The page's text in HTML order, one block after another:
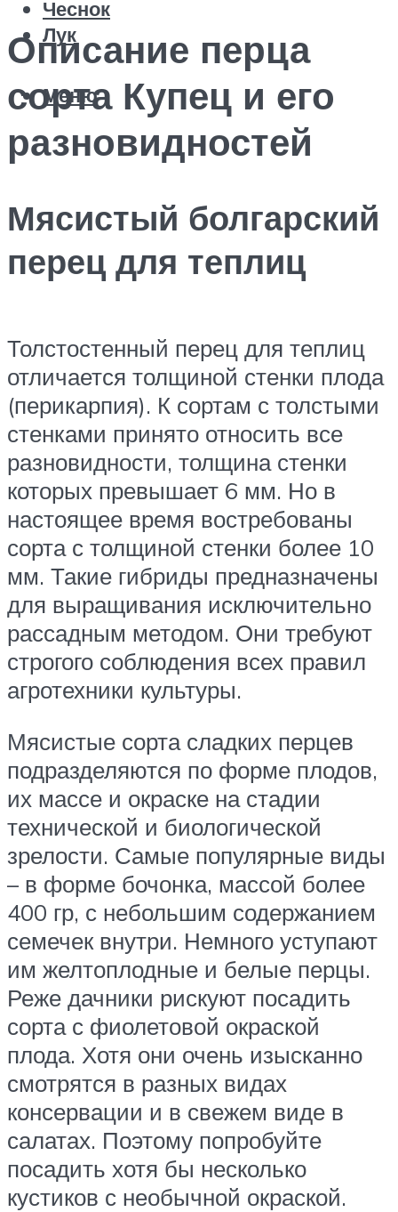
Чеснок
Лук
Меню
Описание перца
сорта Купец и его
разновидностей
Мясистый болгарский
перец для теплиц
Толстостенный перец для теплиц
отличается толщиной стенки плода
(перикарпия). К сортам с толстыми
стенками принято относить все
разновидности, толщина стенки
которых превышает 6 мм. Но в
настоящее время востребованы
сорта с толщиной стенки более 10
мм. Такие гибриды предназначены
для выращивания исключительно
рассадным методом. Они требуют
строгого соблюдения всех правил
агротехники культуры.
Мясистые сорта сладких перцев
подразделяются по форме плодов,
их массе и окраске на стадии
технической и биологической
зрелости. Самые популярные виды
– в форме бочонка, массой более
400 гр, с небольшим содержанием
семечек внутри. Немного уступают
им желтоплодные и белые перцы.
Реже дачники рискуют посадить
сорта с фиолетовой окраской
плода. Хотя они очень изысканно
смотрятся в разных видах
консервации и в свежем виде в
салатах. Поэтому попробуйте
посадить хотя бы несколько
кустиков с необычной окраской.